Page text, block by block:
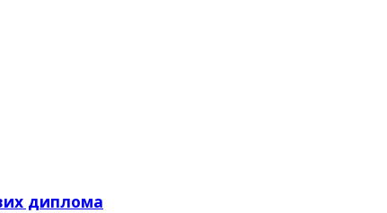
диплома